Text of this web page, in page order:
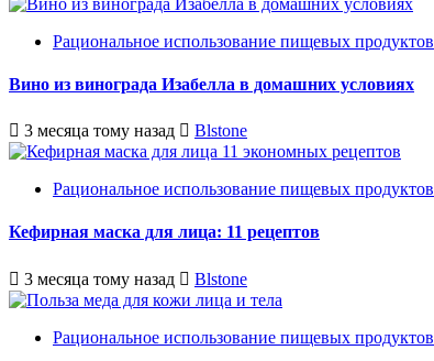
Рациональное использование пищевых продуктов
Вино из винограда Изабелла в домашних условиях
3 месяца тому назад Blstone
Рациональное использование пищевых продуктов
Кефирная маска для лица: 11 рецептов
3 месяца тому назад Blstone
Рациональное использование пищевых продуктов